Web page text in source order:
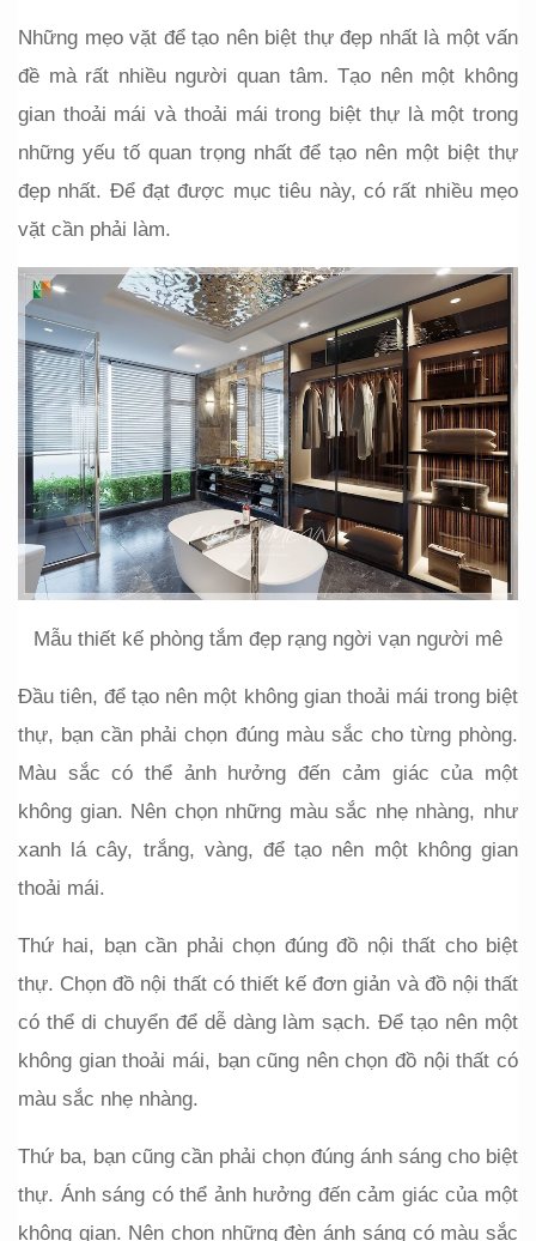
Những mẹo vặt để tạo nên biệt thự đẹp nhất là một vấn
đề mà rất nhiều người quan tâm. Tạo nên một không
gian thoải mái và thoải mái trong biệt thự là một trong
những yếu tố quan trọng nhất để tạo nên một biệt thự
đẹp nhất. Để đạt được mục tiêu này, có rất nhiều mẹo
vặt cần phải làm.
Mẫu thiết kế phòng tắm đẹp rạng ngời vạn người mê
Đầu tiên, để tạo nên một không gian thoải mái trong biệt
thự, bạn cần phải chọn đúng màu sắc cho từng phòng.
Màu sắc có thể ảnh hưởng đến cảm giác của một
không gian. Nên chọn những màu sắc nhẹ nhàng, như
xanh lá cây, trắng, vàng, để tạo nên một không gian
thoải mái.
Thứ hai, bạn cần phải chọn đúng đồ nội thất cho biệt
thự. Chọn đồ nội thất có thiết kế đơn giản và đồ nội thất
có thể di chuyển để dễ dàng làm sạch. Để tạo nên một
không gian thoải mái, bạn cũng nên chọn đồ nội thất có
màu sắc nhẹ nhàng.
Thứ ba, bạn cũng cần phải chọn đúng ánh sáng cho biệt
thự. Ánh sáng có thể ảnh hưởng đến cảm giác của một
không gian. Nên chọn những đèn ánh sáng có màu sắc